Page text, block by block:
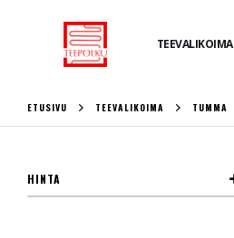
TEEVALIKOIMA
ETUSIVU TEEVALIKOIMA TUMMA
HINTA